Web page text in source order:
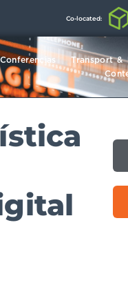
Co-located:
Conferencias
Transport &